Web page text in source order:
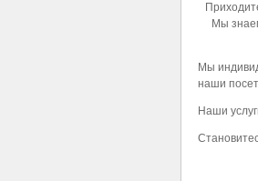
Мы
Мы
наши
Наши